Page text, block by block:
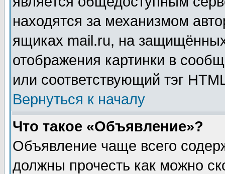
находятся за механизмом
ящиках mail.ru, на
отображения картинки в
или соответствующий тэг
Вернуться к началу
Что такое «Объявление»?
Объявление чаще всего
должны прочесть как можно